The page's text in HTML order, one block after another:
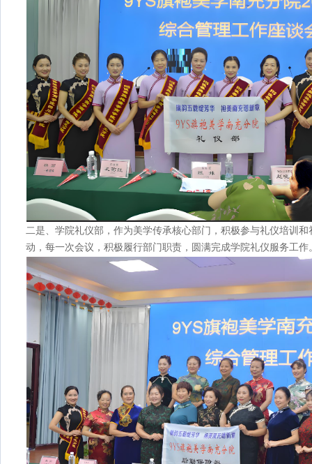
二是、学院礼仪部，作为美学传承核心部门，积极参与礼仪培训
动，每一次会议，积极履行部门职责，圆满完成学院礼仪服务工作